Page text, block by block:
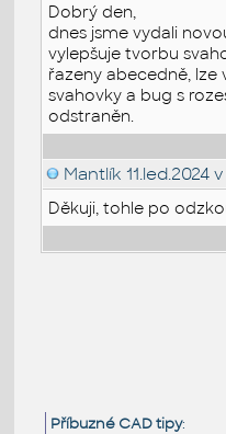
Dobrý den,
dnes jsme vydali
vylepšuje tvorbu
řazeny abecedně,
svahovky a bug s
odstraněn.
Mantlík 11.led.2024 v
Děkuji, tohle po
Příbuzné CAD tipy: